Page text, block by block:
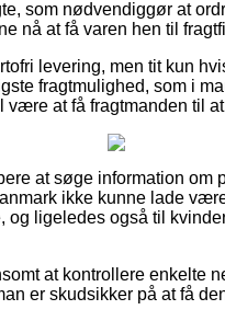
som nødvendiggør at
nå at få varen hen til
levering, men tit kun
fragtmulighed, som i
at få fragtmanden til
at søge information om
ikke kunne lade
og ligeledes også til
at kontrollere enkelte
er skudsikker på at få